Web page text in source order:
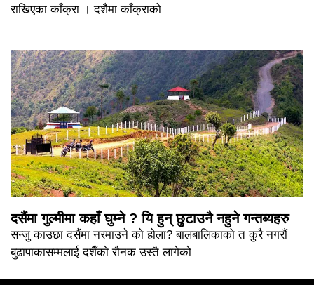
राखिएका काँक्रा । दशैमा काँक्राको
दसैंमा गुल्मीमा कहाँ घुम्ने ? यि हुन् छुटाउनै नहुने गन्तब्यहरु
सन्जु काउछा दसैंमा नरमाउने को होला? बालबालिकाको त कुरै नगरौं
बुढापाकासम्मलाई दशैँको रौनक उस्तै लागेको